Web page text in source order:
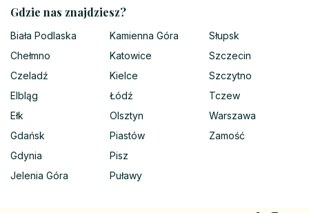
Gdzie nas znajdziesz?
Biała Podlaska
Chełmno
Czeladź
Elbląg
Ełk
Gdańsk
Gdynia
Jelenia Góra
Kamienna Góra
Katowice
Kielce
Łódź
Olsztyn
Piastów
Pisz
Puławy
Słupsk
Szczecin
Szczytno
Tczew
Warszawa
Zamość